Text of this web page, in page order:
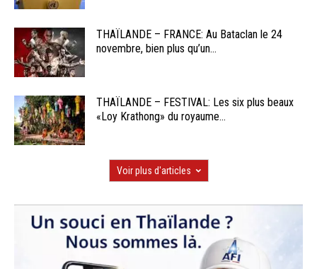
THAÏLANDE – FRANCE: Au Bataclan le 24
novembre, bien plus qu’un...
THAÏLANDE – FESTIVAL: Les six plus beaux
«Loy Krathong» du royaume...
Voir plus d'articles